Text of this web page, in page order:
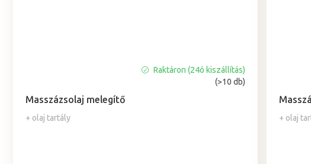
Masszázsolaj melegítő
+ olaj tartály
átlagos
5-
Raktáron (24ó kiszállítás)
(>10 db)
+ olaj
átlagos
5-